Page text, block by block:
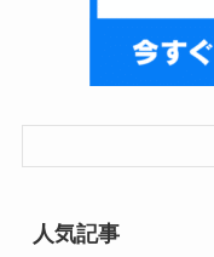
人気記事